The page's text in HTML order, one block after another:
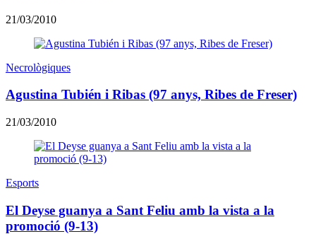
21/03/2010
Necrològiques
Agustina Tubién i Ribas (97 anys, Ribes de Freser)
21/03/2010
Esports
El Deyse guanya a Sant Feliu amb la vista a la
promoció (9-13)